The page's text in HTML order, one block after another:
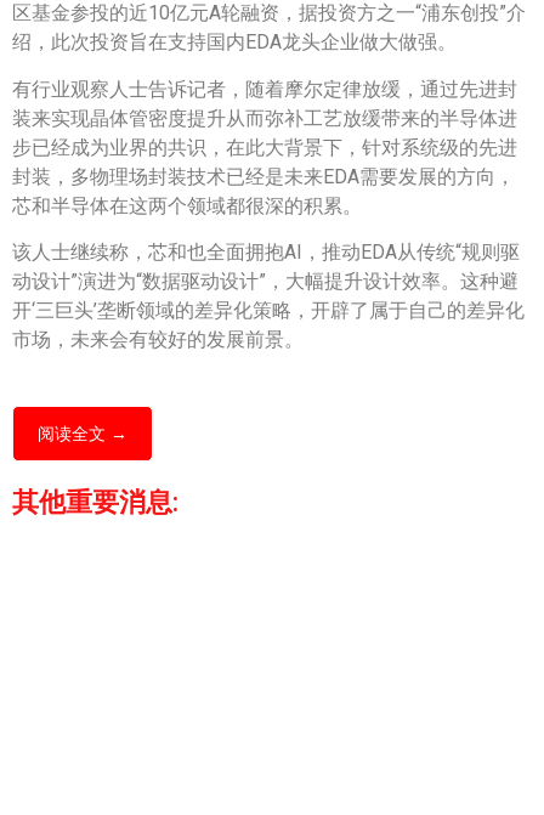
区基金参投的近10亿元A轮融资，据投资方之一“浦东创投”介
绍，此次投资旨在支持国内EDA龙头企业做大做强。
有行业观察人士告诉记者，随着摩尔定律放缓，通过先进封
装来实现晶体管密度提升从而弥补工艺放缓带来的半导体进
步已经成为业界的共识，在此大背景下，针对系统级的先进
封装，多物理场封装技术已经是未来EDA需要发展的方向，
芯和半导体在这两个领域都很深的积累。
该人士继续称，芯和也全面拥抱AI，推动EDA从传统“规则驱
动设计”演进为“数据驱动设计”，大幅提升设计效率。这种避
开‘三巨头’垄断领域的差异化策略，开辟了属于自己的差异化
市场，未来会有较好的发展前景。
阅读全文 →
其他重要消息: